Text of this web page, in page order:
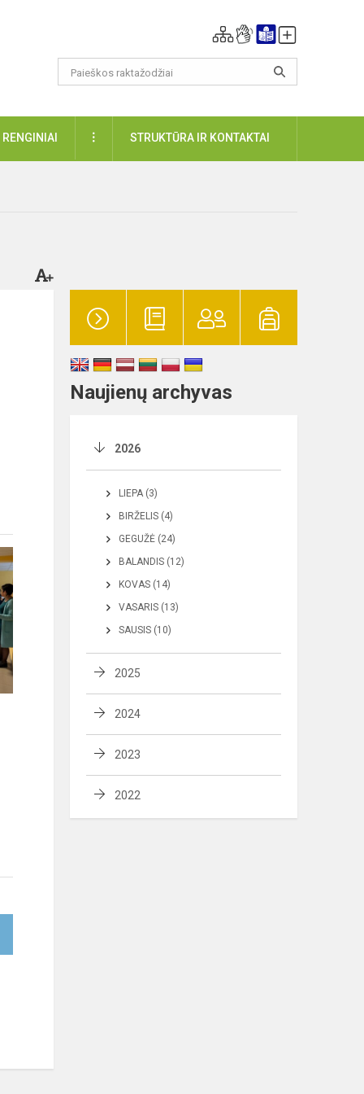
RENGINIAI DAUGIAUSTRUKTŪRA IR KONTAKTAI
Naujienų archyvas
2026
LIEPA (3)
BIRŽELIS (4)
GEGUŽĖ (24)
BALANDIS (12)
KOVAS (14)
VASARIS (13)
SAUSIS (10)
2025
2024
2023
2022